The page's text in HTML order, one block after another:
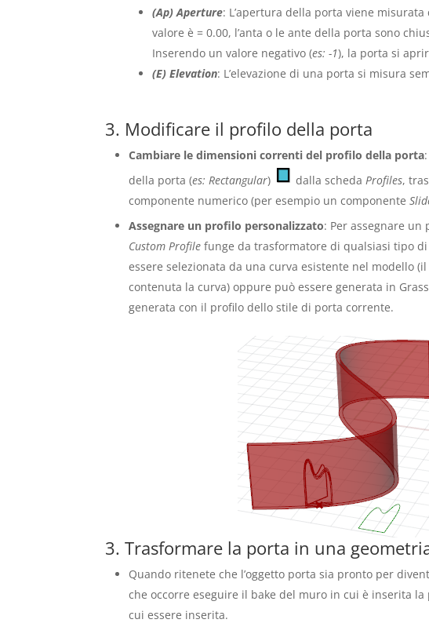
(Ap) Aperture: L’apertura della porta viene
valore è = 0.00, l’anta o le ante della porta sono
Inserendo un valore negativo (es: -1), la porta si
(E) Elevation: L’elevazione di una porta si misura
3. Modificare il profilo della porta
Cambiare le dimensioni correnti del profilo della porta
della porta (es: Rectangular) dalla schedaProfiles,
componente numerico (per esempio un componente
Assegnare un profilo personalizzato: Per assegnare
Custom Profile funge da trasformatore di qualsiasi tipo
essere selezionata da una curva esistente nel modello
contenuta la curva) oppure può essere generata in
generata con il profilo dello stile di porta corrente.
3. Trasformare la porta in una
Quando ritenete che l’oggetto porta sia pronto per
che occorre eseguire il bake del muro in cui è inserita
cui essere inserita.